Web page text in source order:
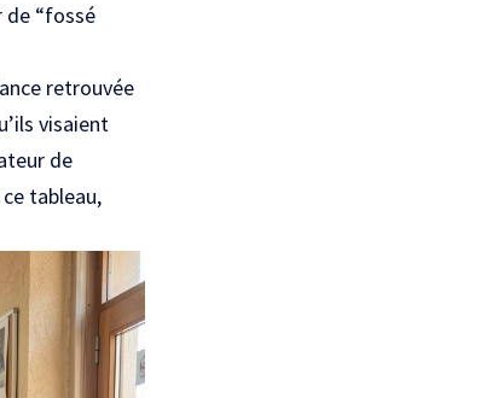
de “fossé
retrouvée
visaient
de
tableau,